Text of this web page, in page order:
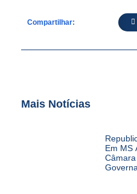
Compartilhar:
Mais Notícias
Em MS